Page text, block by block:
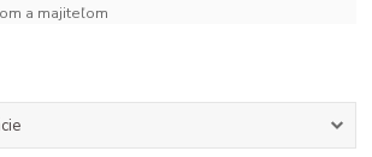
a majiteľom